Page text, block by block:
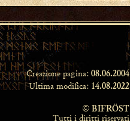
Creazione pagina: 08.06.2004
Ultima modifica: 14.08.2022
© BIFRÖST
Tutti i diritti riservati